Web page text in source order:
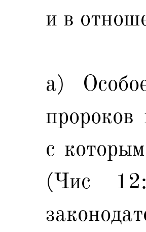
и в
а)
с
(Чис